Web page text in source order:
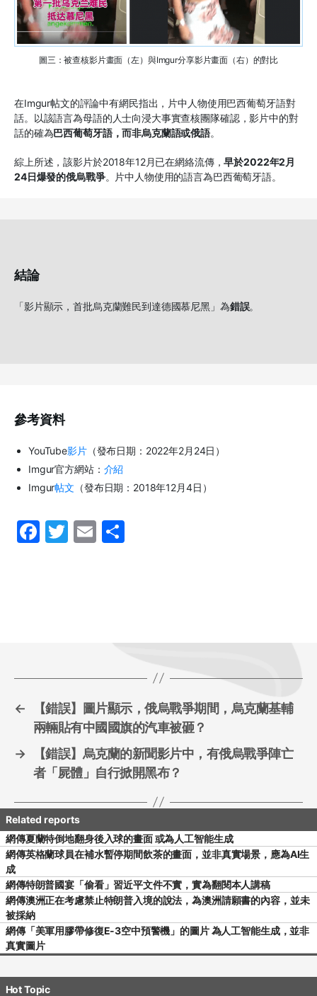
圖三：被查核影片畫面（左）與Imgur分享影片畫面（右）的對比
在Imgur帖文的評論中有網民指出，片中人物使用巴西葡萄牙語對
話。以該語言為母語的人士向浸大事實查核團隊確認，影片中的對
話的確為巴西葡萄牙語，而非烏克蘭語或俄語。
綜上所述，該影片於2018年12月已在網絡流傳，早於2022年2月
24日爆發的俄烏戰爭。片中人物使用的語言為巴西葡萄牙語。
結論
「影片顯示，首批烏克蘭難民到達德國慕尼黑」為錯誤。
參考資料
YouTube影片（發布日期：2022年2月24日）
Imgur官方網站： 介紹
Imgur帖文 （發布日期：2018年12月4日）
F
T
E
←
【錯誤】圖片顯示，俄烏戰爭期間，烏克蘭基輔
兩輛貼有中國國旗的汽車被砸？
→
【錯誤】烏克蘭的新聞影片中，有俄烏戰爭陣亡
者「屍體」自行掀開黑布？
網傳夏蘭特倒地翻身後入球的畫面 或為人工智能生成
網傳英格蘭球員在補水暫停期間飲茶的畫面，並非真實場景，應為AI生
成
網傳特朗普國宴「偷看」習近平文件不實，實為翻閱本人講稿
網傳澳洲正在考慮禁止特朗普入境的說法，為澳洲請願書的內容，並未
被採納
網傳「美軍用膠帶修復E-3空中預警機」的圖片 為人工智能生成，並非
真實圖片
Hot Topic